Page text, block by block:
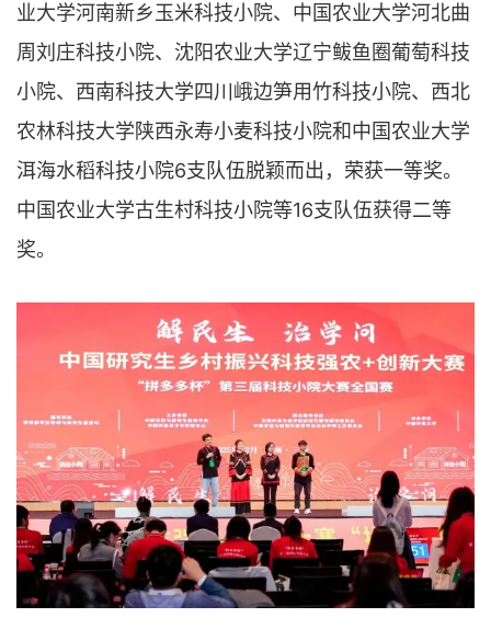
业大学河南新乡玉米科技小院、中国农业大学河北曲
周刘庄科技小院、沈阳农业大学辽宁鲅鱼圈葡萄科技
小院、西南科技大学四川峨边笋用竹科技小院、西北
农林科技大学陕西永寿小麦科技小院和中国农业大学
洱海水稻科技小院6支队伍脱颖而出，荣获一等奖。
中国农业大学古生村科技小院等16支队伍获得二等
奖。